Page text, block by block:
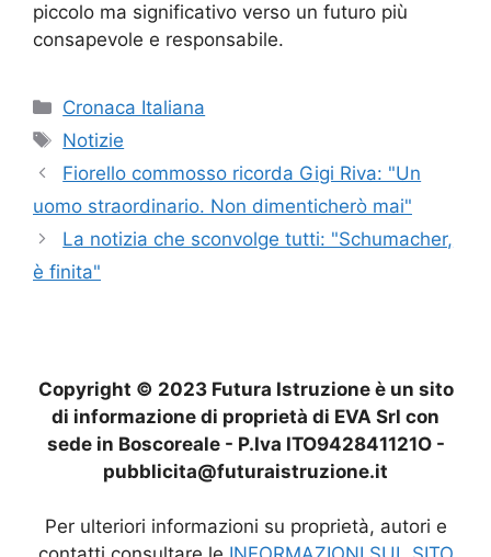
piccolo ma significativo verso un futuro più
consapevole e responsabile.
Categorie
Cronaca Italiana
Tag
Notizie
Fiorello commosso ricorda Gigi Riva: "Un
uomo straordinario. Non dimenticherò mai"
La notizia che sconvolge tutti: "Schumacher,
è finita"
Copyright © 2023 Futura Istruzione è un sito
di informazione di proprietà di EVA Srl con
sede in Boscoreale - P.Iva ITO942841121O -
pubblicita@futuraistruzione.it
Per ulteriori informazioni su proprietà, autori e